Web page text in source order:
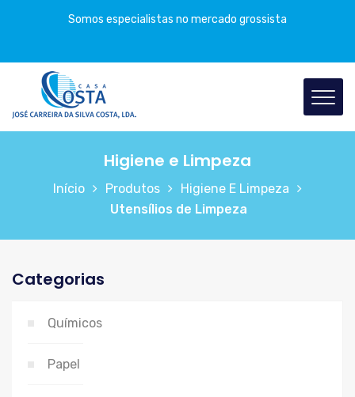
Somos especialistas no mercado grossista
Higiene e Limpeza
Início Produtos
Higiene E Limpeza
Utensílios de Limpeza
Categorias
Químicos
Papel